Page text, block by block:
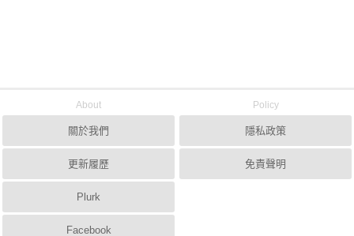
About
關於我們
更新履歷
Plurk
Facebook
Policy
隱私政策
免責聲明